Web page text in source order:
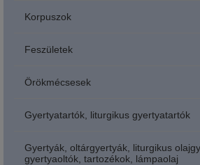
Korpuszok
Feszületek
Örökmécsesek
Gyertyatartók, liturgikus gyertyatartók
Gyertyák, oltárgyertyák, liturgikus
gyertyaoltók, tartozékok, lámpaolaj